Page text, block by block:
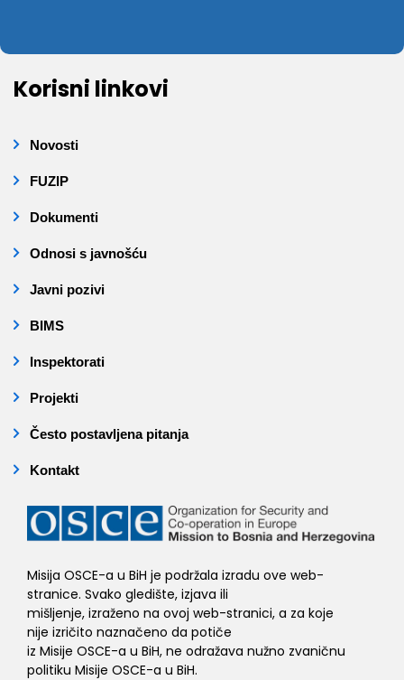
Korisni linkovi
Novosti
FUZIP
Dokumenti
Odnosi s javnošću
Javni pozivi
BIMS
Inspektorati
Projekti
Često postavljena pitanja
Kontakt
Misija OSCE-a u BiH je podržala izradu ove web-
stranice. Svako gledište, izjava ili
mišljenje, izraženo na ovoj web-stranici, a za koje
nije izričito naznačeno da potiče
iz Misije OSCE-a u BiH, ne odražava nužno zvaničnu
politiku Misije OSCE-a u BiH.